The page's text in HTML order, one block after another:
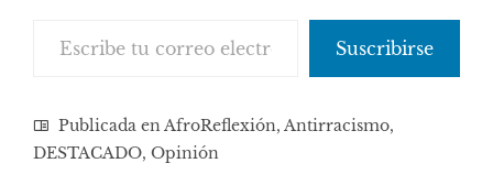
Suscribirse
Publicada enAfroReflexión, Antirracismo,
DESTACADO, Opinión